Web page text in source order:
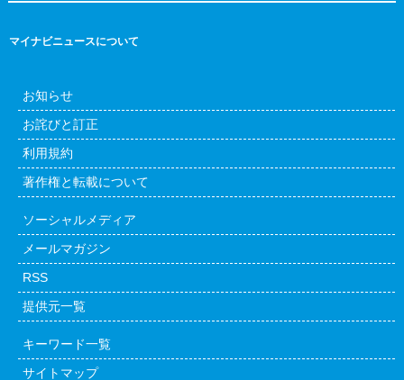
マイナビニュースについて
お知らせ
お詫びと訂正
利用規約
著作権と転載について
ソーシャルメディア
メールマガジン
RSS
提供元一覧
キーワード一覧
サイトマップ